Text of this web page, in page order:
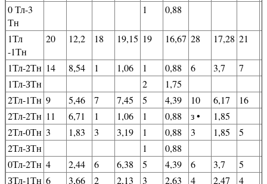
0 Тл-3
Тн
1 0,88
1Тл
-1Тн
20 12,2 18 19,15 19 16,67 28 17,28 21
1Тл-2Тн 14 8,54 1 1,06 1 0,88 6 3,7 7
1Тл-ЗТн
2
1,75
2Тл-1Тн 9 5,46 7 7,45 5 4,39 10 6,17 16
2Тл-2Тн 11 6,71 1 1,06 1 0,88 з •
1,85
2Тл-0Тн 3 1,83 3 3,19 1 0,88 3 1,85 5
2Тл-ЗТн
1
0,88
0Тл-2Тн 4 2,44 6 6,38 5 4,39 6 3,7 5
ЗТл-1Тн 6 3,66 2 2,13 3 2,63 4 2,47 4